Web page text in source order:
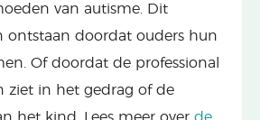
van autisme. Dit
ontstaan doordat ouders hun
Of doordat de professional
ziet in het gedrag of de
het kind. Lees meer over de